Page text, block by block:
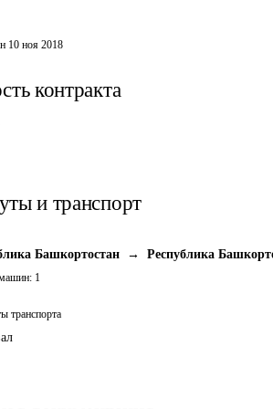
10 ноя 2018
контракта
и транспорт
Башкортостан → Республика
1
транспорта